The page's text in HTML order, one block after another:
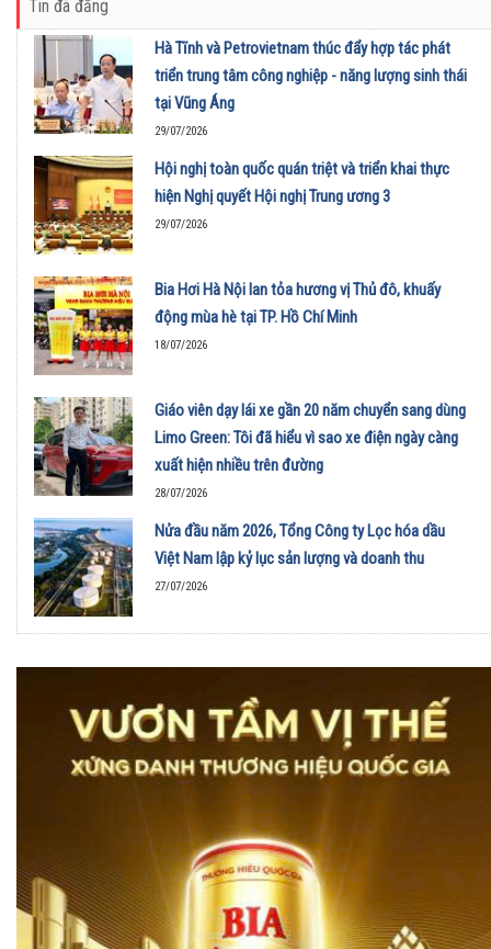
Tin đã đăng
Hà Tĩnh và Petrovietnam thúc đẩy hợp tác phát
triển trung tâm công nghiệp - năng lượng sinh thái
tại Vũng Áng
29/07/2026
Hội nghị toàn quốc quán triệt và triển khai thực
hiện Nghị quyết Hội nghị Trung ương 3
29/07/2026
Bia Hơi Hà Nội lan tỏa hương vị Thủ đô, khuấy
động mùa hè tại TP. Hồ Chí Minh
18/07/2026
Giáo viên dạy lái xe gần 20 năm chuyển sang dùng
Limo Green: Tôi đã hiểu vì sao xe điện ngày càng
xuất hiện nhiều trên đường
28/07/2026
Nửa đầu năm 2026, Tổng Công ty Lọc hóa dầu
Việt Nam lập kỷ lục sản lượng và doanh thu
27/07/2026